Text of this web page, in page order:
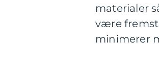
materialer
være
minimerer